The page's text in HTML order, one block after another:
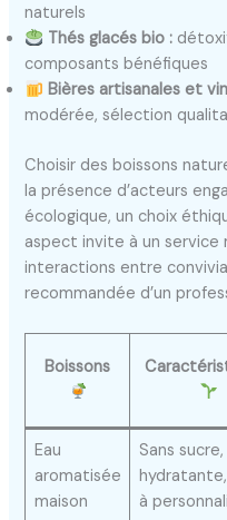
naturels
Thés glacés bio :
composants bénéfiques
Bières artisanales et
modérée, sélection
Choisir des boissons
la présence d’acteurs
écologique, un choix
aspect invite à un
interactions entre
recommandée d’un
Boissons
Eau
aromatisée
maison
Sans sucre,
à